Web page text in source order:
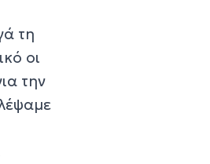
τη
οι
την